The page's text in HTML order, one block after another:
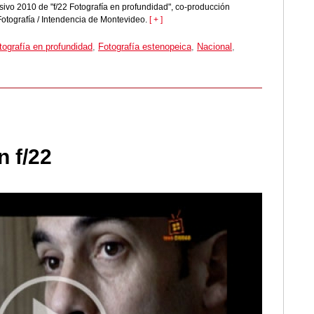
2010 de "f/22 Fotografía en profundidad", co-producción
/ Intendencia de Montevideo. [ + ]
en profundidad, Fotografía estenopeica, Nacional ,
f/22